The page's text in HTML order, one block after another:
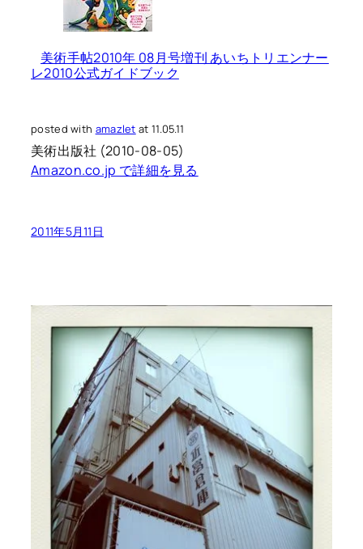
美術手帖2010年 08月号増刊 あいちトリエンナー
レ2010公式ガイドブック
posted with amazlet at 11.05.11
美術出版社 (2010-08-05)
Amazon.co.jp で詳細を見る
2011年5月11日